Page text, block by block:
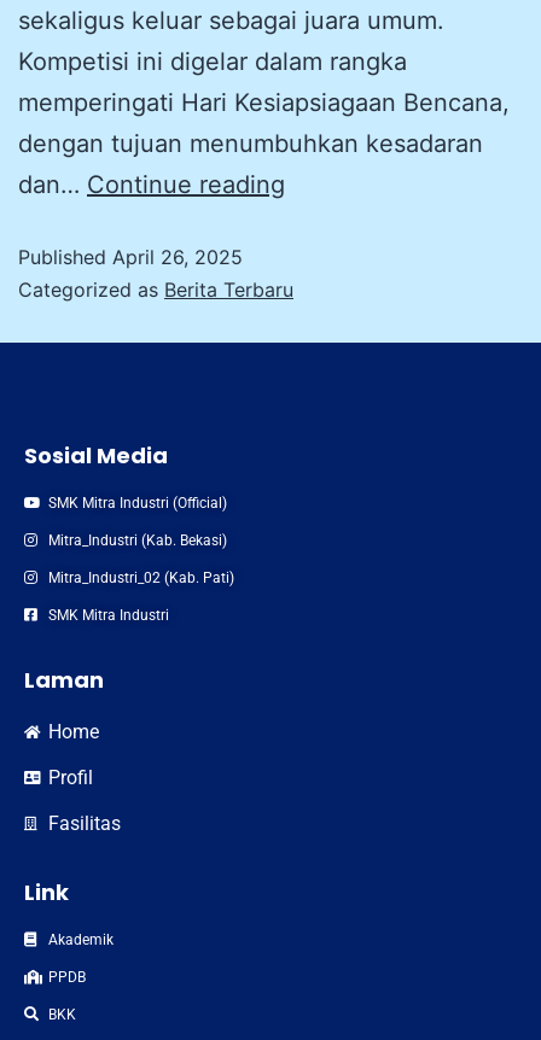
sekaligus keluar sebagai juara umum.
Kompetisi ini digelar dalam rangka
memperingati Hari Kesiapsiagaan Bencana,
dengan tujuan menumbuhkan kesadaran
dan… Continue reading
Published April 26, 2025
Categorized as Berita Terbaru
Sosial Media
SMK Mitra Industri (Official)
Mitra_Industri (Kab. Bekasi)
Mitra_Industri_02 (Kab. Pati)
SMK Mitra Industri
Laman
Home
Profil
Fasilitas
Link
Akademik
PPDB
BKK